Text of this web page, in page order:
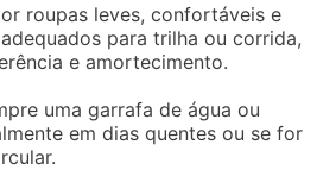
roupas leves, confortáveis e
para trilha ou corrida,
e amortecimento.
uma garrafa de água ou
em dias quentes ou se for